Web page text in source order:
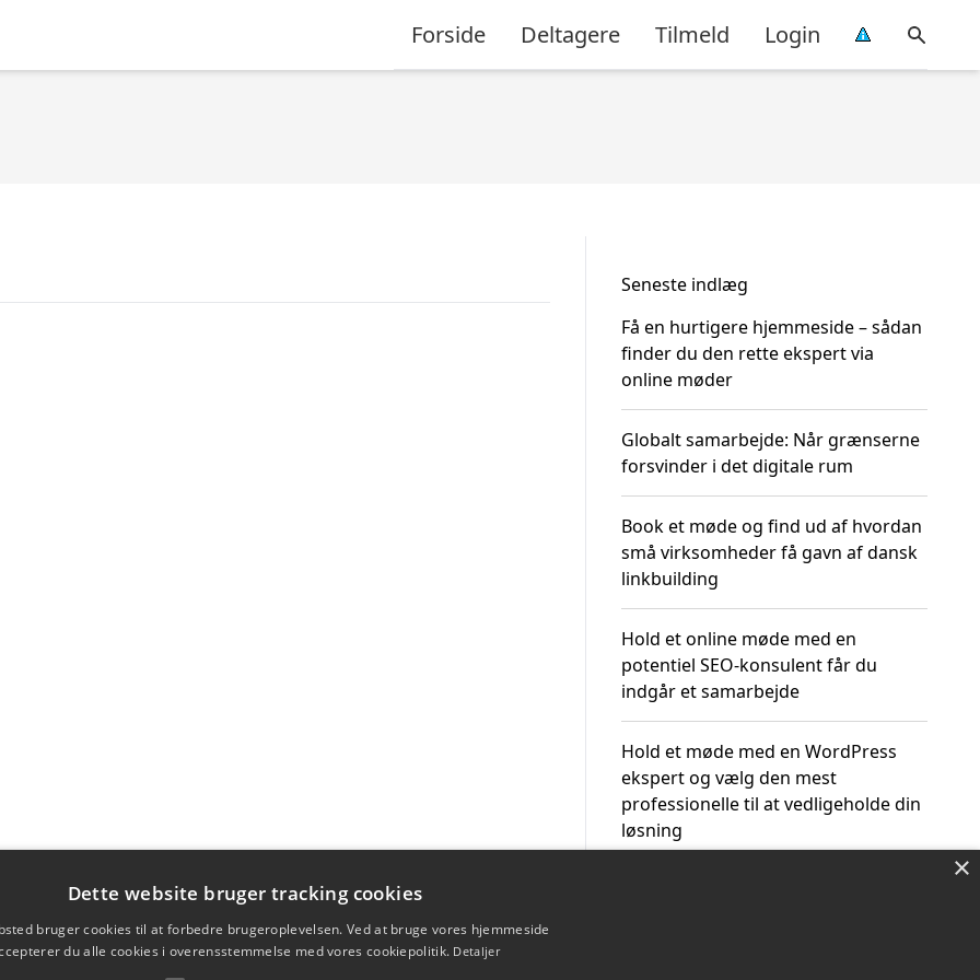
Forside Deltagere Tilmeld Login
Seneste indlæg
Få en hurtigere hjemmeside – sådan
finder du den rette ekspert via
online møder
Globalt samarbejde: Når grænserne
forsvinder i det digitale rum
Book et møde og find ud af hvordan
små virksomheder få gavn af dansk
linkbuilding
Hold et online møde med en
potentiel SEO-konsulent får du
indgår et samarbejde
Hold et møde med en WordPress
ekspert og vælg den mest
professionelle til at vedligeholde din
løsning
×
Dette website bruger tracking cookies
bruger cookies til at forbedre brugeroplevelsen. Ved at bruge vores hjemmeside
du alle cookies i overensstemmelse med vores cookiepolitik. Detaljer